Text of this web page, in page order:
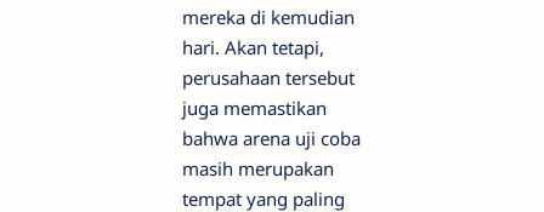
mereka di kemudian
hari. Akan tetapi,
perusahaan tersebut
juga memastikan
bahwa arena uji coba
masih merupakan
tempat yang paling